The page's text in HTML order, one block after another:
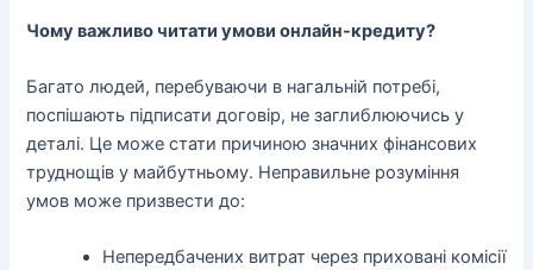
Чому важливо читати умови онлайн-кредиту?
Багато людей, перебуваючи в нагальній потребі,
поспішають підписати договір, не заглиблюючись у
деталі. Це може стати причиною значних фінансових
труднощів у майбутньому. Неправильне розуміння
умов може призвести до:
Непередбачених витрат через приховані комісії